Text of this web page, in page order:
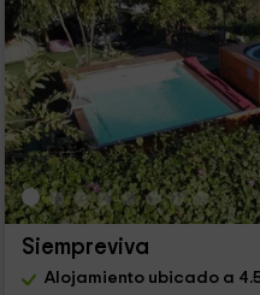
Siempreviva
Alojamiento ubicado a